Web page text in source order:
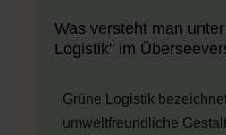
Was versteht man
Logistik" im
Grüne Logistik
umweltfreundliche